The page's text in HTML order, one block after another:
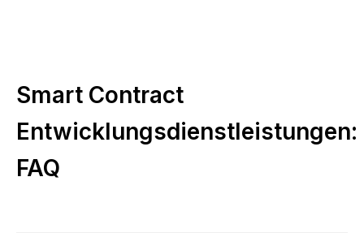
Smart Contract
Entwicklungsdienstleistungen:
FAQ